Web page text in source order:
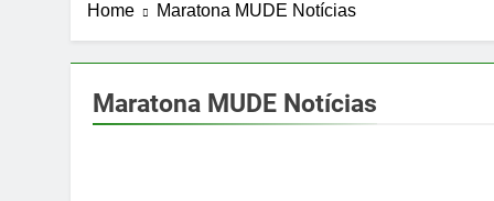
Home Maratona MUDE Notícias
Maratona MUDE Notícias